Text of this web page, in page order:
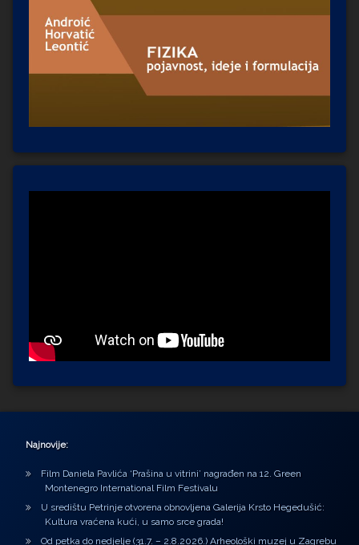
Najnovije:
Film Daniela Pavlića ‘Prašina u vitrini’ nagrađen na 12. Green
Montenegro International Film Festivalu
U središtu Petrinje otvorena obnovljena Galerija Krsto Hegedušić:
Kultura vraćena kući, u samo srce grada!
Od petka do nedjelje (31.7. – 2.8.2026.) Arheološki muzej u Zagrebu